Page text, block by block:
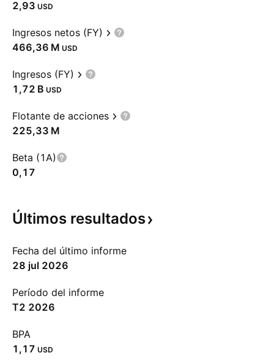
2,93 USD
Ingresos netos (FY)
‪466,36 M‬ USD
Ingresos (FY)
‪1,72 B‬ USD
Flotante de acciones
‪225,33 M‬
Beta (1A)
0,17
Últimos resultados
Fecha del último informe
28 jul 2026
Período del informe
T2 2026
BPA
1,17 USD